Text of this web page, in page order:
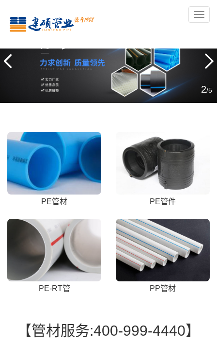
导
2/5
PE管材 PE管件
PE-RT管 PP管材
【管材服务:400-999-4440】